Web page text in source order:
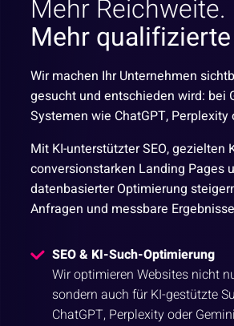
Mehr Reichweite.
Mehr
Wir machen Ihr Unternehmen
gesucht und entschieden wird: bei
Systemen wie ChatGPT, Perplexity
Mit KI-unterstützter SEO, gezielten
conversionstarken Landing Pages
datenbasierter Optimierung
Anfragen und messbare
SEO & KI-Such-Optimierung
Wir optimieren Websites nicht
sondern auch für KI-gestützte
ChatGPT, Perplexity oder